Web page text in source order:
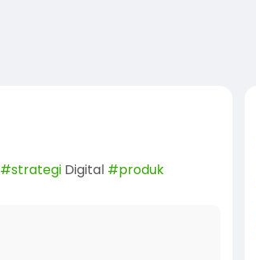
#strategi Digital #produk